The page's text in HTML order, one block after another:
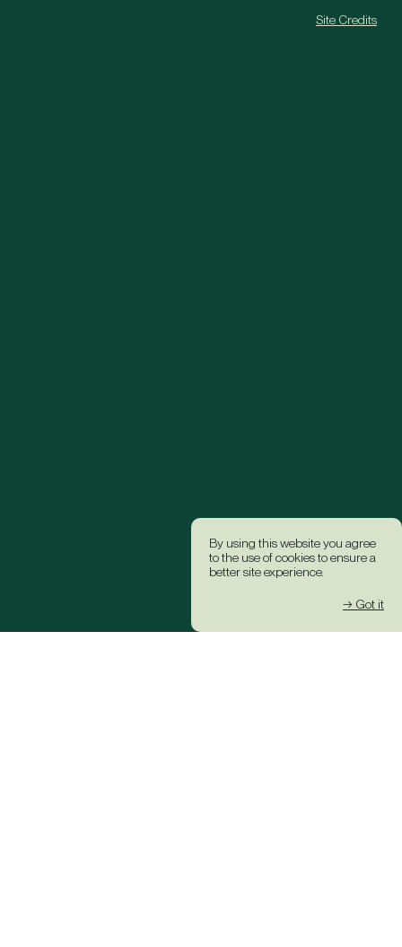
By using this website you agree
to the use of cookies to ensure a
better site experience.
→ Got it
Site Credits